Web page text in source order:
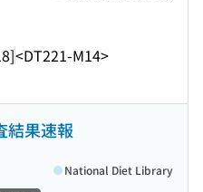
<DT221-M14>
結果速報
National Diet Library